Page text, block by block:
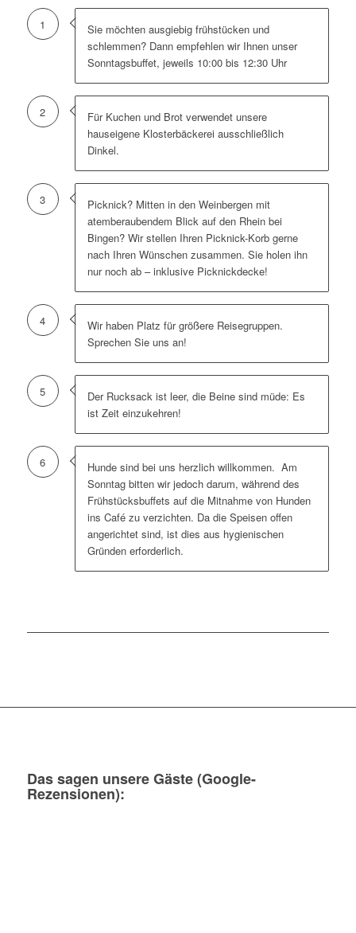
1
Sie möchten ausgiebig frühstücken und
schlemmen? Dann empfehlen wir Ihnen unser
Sonntagsbuffet, jeweils 10:00 bis 12:30 Uhr
2
Für Kuchen und Brot verwendet unsere
hauseigene Klosterbäckerei ausschließlich
Dinkel.
3
Picknick? Mitten in den Weinbergen mit
atemberaubendem Blick auf den Rhein bei
Bingen? Wir stellen Ihren Picknick-Korb gerne
nach Ihren Wünschen zusammen. Sie holen ihn
nur noch ab – inklusive Picknickdecke!
4
Wir haben Platz für größere Reisegruppen.
Sprechen Sie uns an!
5
Der Rucksack ist leer, die Beine sind müde: Es
ist Zeit einzukehren!
6
Hunde sind bei uns herzlich willkommen. Am
Sonntag bitten wir jedoch darum, während des
Frühstücksbuffets auf die Mitnahme von Hunden
ins Café zu verzichten. Da die Speisen offen
angerichtet sind, ist dies aus hygienischen
Gründen erforderlich.
Das sagen unsere Gäste (Google-
Rezensionen):